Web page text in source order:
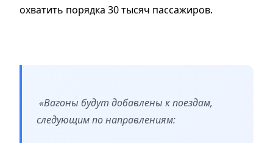
охватить порядка 30 тысяч пассажиров.
«Вагоны будут добавлены к поездам,
следующим по направлениям: